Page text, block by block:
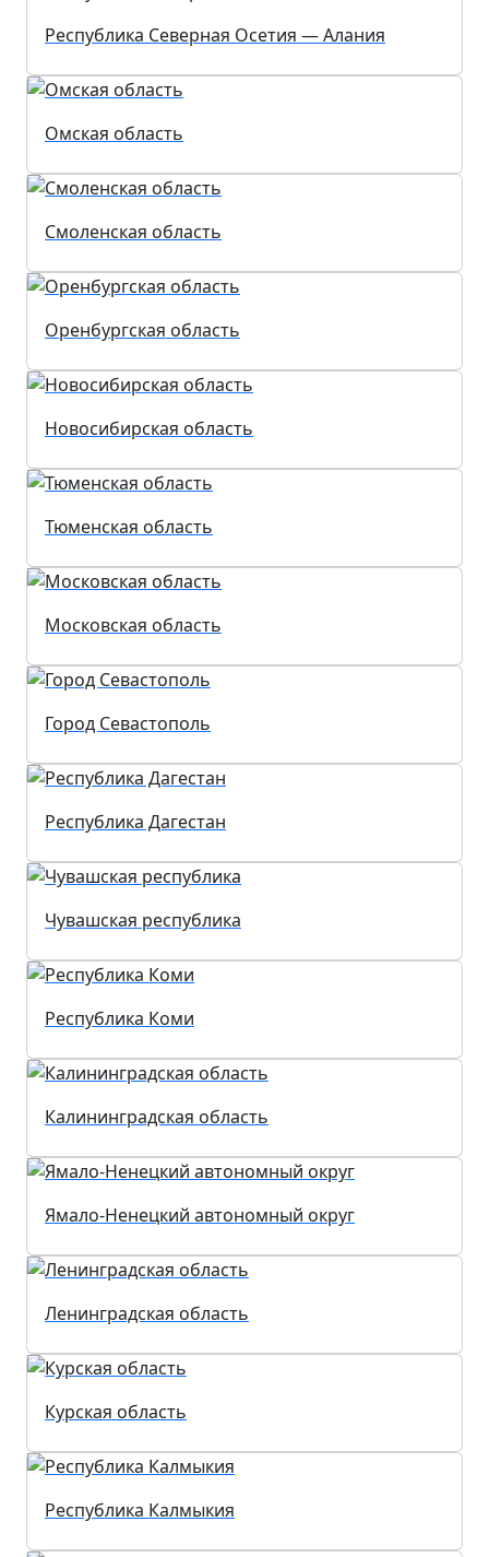
Республика Северная Осетия — Алания
Омская область
Смоленская область
Оренбургская область
Новосибирская область
Тюменская область
Московская область
Город Севастополь
Республика Дагестан
Чувашская республика
Республика Коми
Калининградская область
Ямало-Ненецкий автономный округ
Ленинградская область
Курская область
Республика Калмыкия